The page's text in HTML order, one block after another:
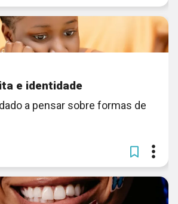
e identidade
a pensar sobre formas de